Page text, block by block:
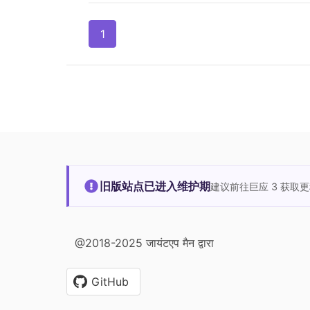
1
旧版站点已进入维护期建议前往巨应 3 获取
@2018-2025 जायंटएप मैन द्वारा
GitHub